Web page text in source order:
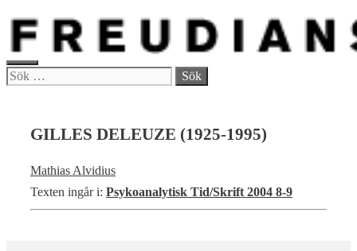
Hoppa
innehåll
MENY
Sök
GILLES DELEUZE (1925-1995)
Mathias Alvidius
Texten ingår i: Psykoanalytisk Tid/Skrift 2004 8-9